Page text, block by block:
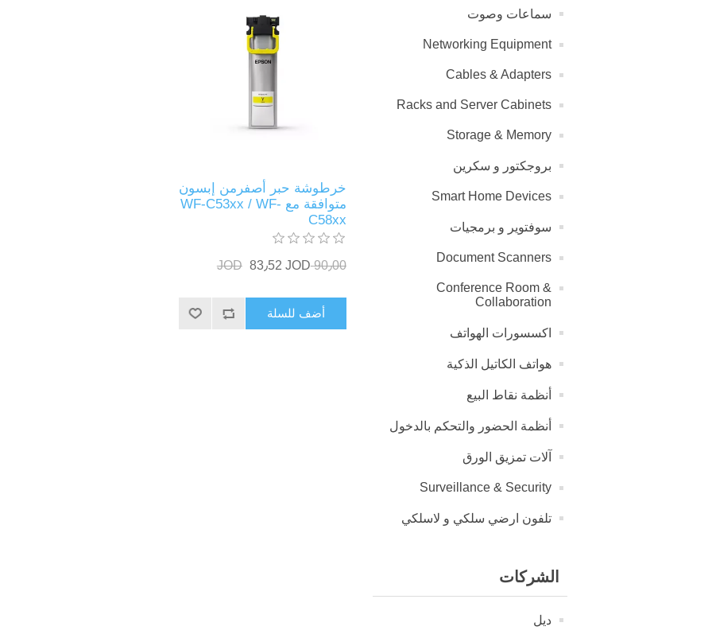
سماعات وصوت
Networking Equipment
Cables & Adapters
Racks and Server Cabinets
Storage & Memory
بروجكتور و سكرين
Smart Home Devices
سوفتوير و برمجيات
Document Scanners
Conference Room &
Collaboration
اكسسورات الهواتف
هواتف الكاتيل الذكية
أنظمة نقاط البيع
أنظمة الحضور والتحكم بالدخول
آلات تمزيق الورق
Surveillance & Security
تلفون ارضي سلكي و لاسلكي
الشركات
ديل
خرطوشة حبر أصفرمن إبسون
متوافقة مع WF-C53xx / WF-
C58xx
90٫00 JOD 83٫52 JOD
أضف للسلة